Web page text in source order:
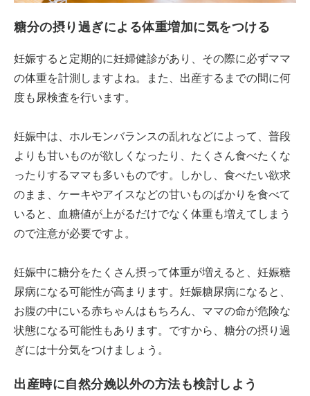
糖分の摂り過ぎによる体重増加に気をつける
妊娠すると定期的に妊婦健診があり、その際に必ずママ
の体重を計測しますよね。また、出産するまでの間に何
度も尿検査を行います。
妊娠中は、ホルモンバランスの乱れなどによって、普段
よりも甘いものが欲しくなったり、たくさん食べたくな
ったりするママも多いものです。しかし、食べたい欲求
のまま、ケーキやアイスなどの甘いものばかりを食べて
いると、血糖値が上がるだけでなく体重も増えてしまう
ので注意が必要ですよ。
妊娠中に糖分をたくさん摂って体重が増えると、妊娠糖
尿病になる可能性が高まります。妊娠糖尿病になると、
お腹の中にいる赤ちゃんはもちろん、ママの命が危険な
状態になる可能性もあります。ですから、糖分の摂り過
ぎには十分気をつけましょう。
出産時に自然分娩以外の方法も検討しよう